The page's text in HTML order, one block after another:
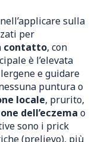
sulla
per
contatto, con
è l’elevata
e guidare
puntura o
locale, prurito,
dell’eczema o
sono i prick
(prelievo), più